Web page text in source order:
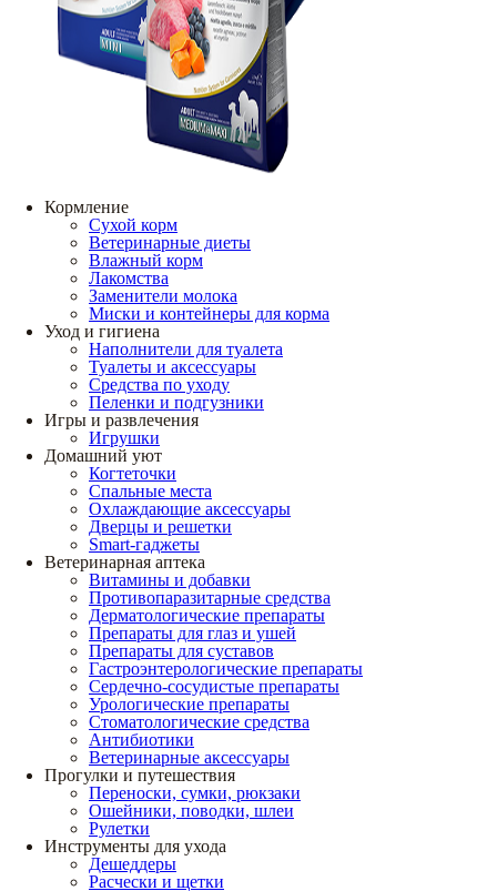
Кормление
Сухой корм
Ветеринарные диеты
Влажный корм
Лакомства
Заменители молока
Миски и контейнеры для корма
Уход и гигиена
Наполнители для туалета
Туалеты и аксессуары
Средства по уходу
Пеленки и подгузники
Игры и развлечения
Игрушки
Домашний уют
Когтеточки
Спальные места
Охлаждающие аксессуары
Дверцы и решетки
Smart-гаджеты
Ветеринарная аптека
Витамины и добавки
Противопаразитарные средства
Дерматологические препараты
Препараты для глаз и ушей
Препараты для суставов
Гастроэнтерологические препараты
Сердечно-сосудистые препараты
Урологические препараты
Стоматологические средства
Антибиотики
Ветеринарные аксессуары
Прогулки и путешествия
Переноски, сумки, рюкзаки
Ошейники, поводки, шлеи
Рулетки
Инструменты для ухода
Дешеддеры
Расчески и щетки